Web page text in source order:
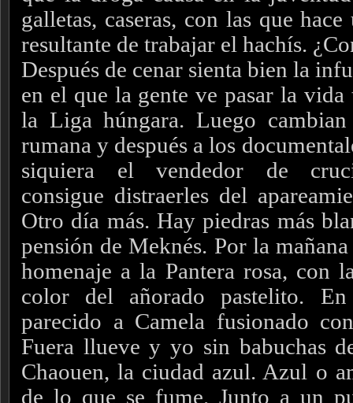
galletas, caseras, con las que
resultante de trabajar el hachís.
Después de cenar sienta bien la
en el que la gente ve pasar la
la Liga húngara. Luego
rumana y después a los
siquiera el vendedor de
consigue distraerles del
Otro día más. Hay piedras más
pensión de Meknés. Por la
homenaje a la Pantera rosa, con
color del añorado pastelito.
parecido a Camela fusionado
Fuera llueve y yo sin babuchas
Chaouen, la ciudad azul. Azul o
de lo que se fume. Junto a un